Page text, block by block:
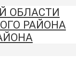
ОБЛАСТИ
РАЙОНА